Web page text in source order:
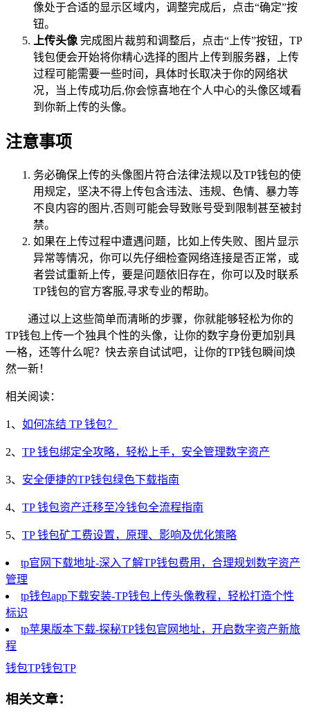
像处于合适的显示区域内，调整完成后，点击“确定”按
钮。
上传头像 完成图片裁剪和调整后，点击“上传”按钮，TP
钱包便会开始将你精心选择的图片上传到服务器，上传
过程可能需要一些时间，具体时长取决于你的网络状
况，当上传成功后,你会惊喜地在个人中心的头像区域看
到你新上传的头像。
注意事项
务必确保上传的头像图片符合法律法规以及TP钱包的使
用规定，坚决不得上传包含违法、违规、色情、暴力等
不良内容的图片,否则可能会导致账号受到限制甚至被封
禁。
如果在上传过程中遭遇问题，比如上传失败、图片显示
异常等情况，你可以先仔细检查网络连接是否正常，或
者尝试重新上传，要是问题依旧存在，你可以及时联系
TP钱包的官方客服,寻求专业的帮助。
通过以上这些简单而清晰的步骤，你就能够轻松为你的
TP钱包上传一个独具个性的头像，让你的数字身份更加别具
一格，还等什么呢？快去亲自试试吧，让你的TP钱包瞬间焕
然一新！
相关阅读：
1、 如何冻结 TP 钱包？
2、 TP 钱包绑定全攻略，轻松上手，安全管理数字资产
3、 安全便捷的TP钱包绿色下载指南
4、 TP 钱包资产迁移至冷钱包全流程指南
5、 TP 钱包矿工费设置，原理、影响及优化策略
tp官网下载地址-深入了解TP钱包费用，合理规划数字资产
管理
tp钱包app下载安装-TP钱包上传头像教程，轻松打造个性
标识
tp苹果版本下载-探秘TP钱包官网地址，开启数字资产新旅
程
钱包TP钱包TP
相关文章：